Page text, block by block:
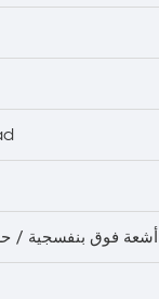
أشعة فوق بنفسجية /